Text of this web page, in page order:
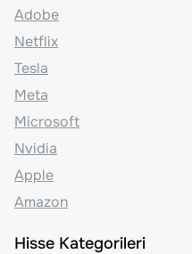
Adobe
Netflix
Tesla
Meta
Microsoft
Nvidia
Apple
Amazon
Hisse Kategorileri